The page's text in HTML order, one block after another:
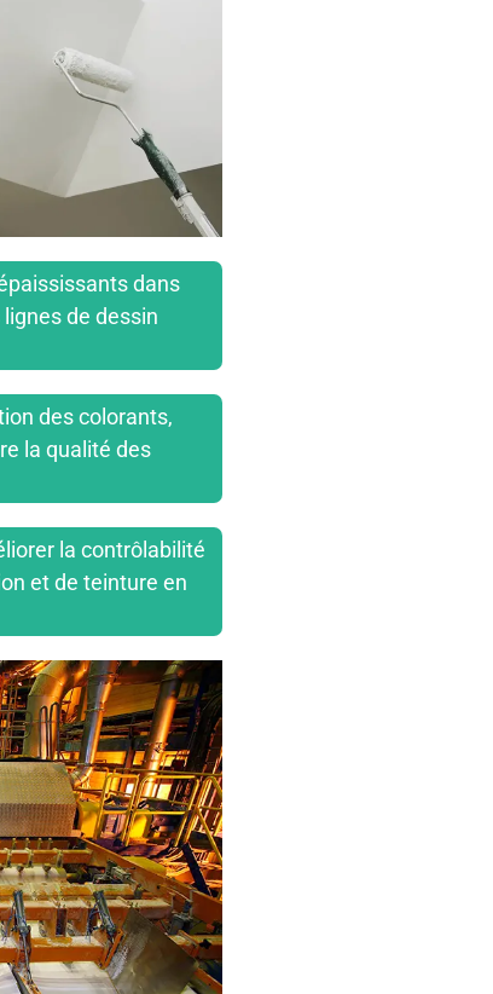
dans
de dessin
des colorants,
la qualité des
la contrôlabilité
et de teinture en